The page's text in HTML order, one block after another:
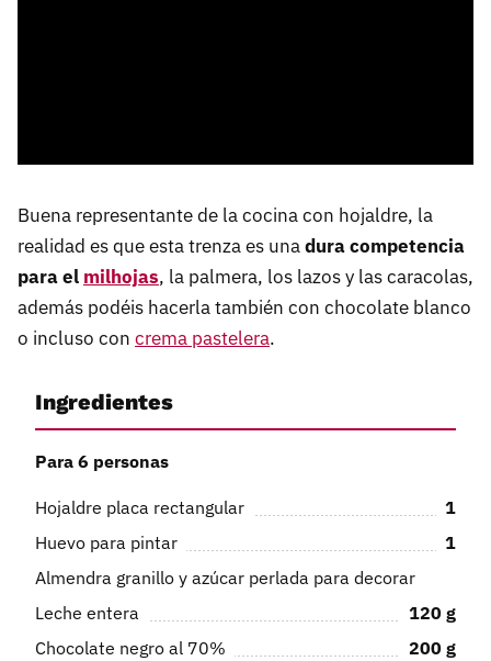
Buena representante de la cocina con hojaldre, la
realidad es que esta trenza es unadura competencia
para el milhojas, la palmera, los lazos y las caracolas,
además podéis hacerla también con chocolate blanco
o incluso con crema pastelera.
Ingredientes
Para 6 personas
Hojaldre placa rectangular
1
Huevo para pintar
1
Almendra granillo y azúcar perlada para decorar
Leche entera
120 g
Chocolate negro al 70%
200 g